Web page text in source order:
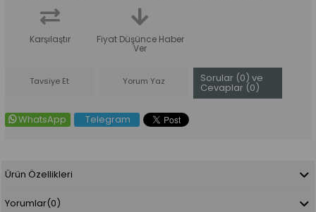
Karşılaştır Fiyat Düşünce Haber
Ver
Tavsiye Et Yorum Yaz Sorular (0) ve
Cevaplar (0)
WhatsApp Telegram
Ürün Özellikleri
Yorumlar(0)